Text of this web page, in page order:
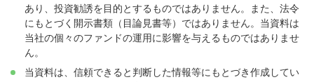
あり、投資勧誘を目的とするものではありません。また、法令
にもとづく開示書類（目論見書等）ではありません。当資料は
当社の個々のファンドの運用に影響を与えるものではありませ
ん。
当資料は、信頼できると判断した情報等にもとづき作成してい